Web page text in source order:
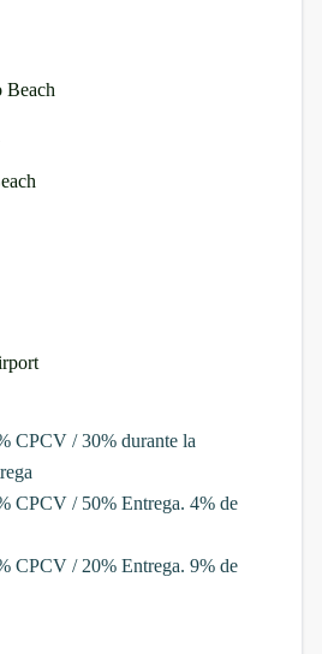
Beach
CPCV / 30% durante la
CPCV / 50% Entrega. 4% de
CPCV / 20% Entrega. 9% de